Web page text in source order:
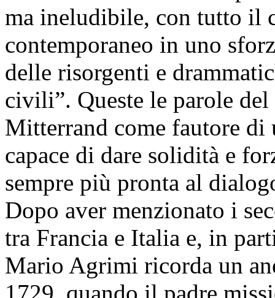
ma ineludibile, con tutto il
contemporaneo in uno
delle risorgenti e
civili”. Queste le parole
Mitterrand come fautore
capace di dare solidità e
sempre più pronta al
Dopo aver menzionato i
tra Francia e Italia e, in
Mario Agrimi ricorda un
1729, quando il padre